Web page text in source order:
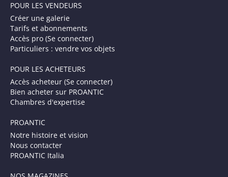
POUR LES VENDEURS
Créer une galerie
Tarifs et abonnements
Accès pro (Se connecter)
Particuliers : vendre vos objets
POUR LES ACHETEURS
Accès acheteur (Se connecter)
Bien acheter sur PROANTIC
Chambres d'expertise
PROANTIC
Notre histoire et vision
Nous contacter
PROANTIC Italia